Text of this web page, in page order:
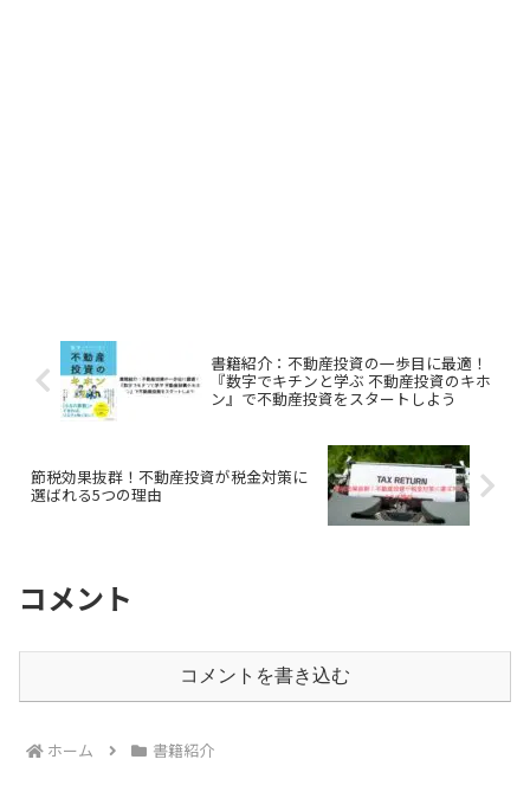
書籍紹介：不動産投資の一歩目に最適！
『数字でキチンと学ぶ 不動産投資のキホ
ン』で不動産投資をスタートしよう
節税効果抜群！不動産投資が税金対策に
選ばれる5つの理由
コメント
コメントを書き込む
ホーム 書籍紹介